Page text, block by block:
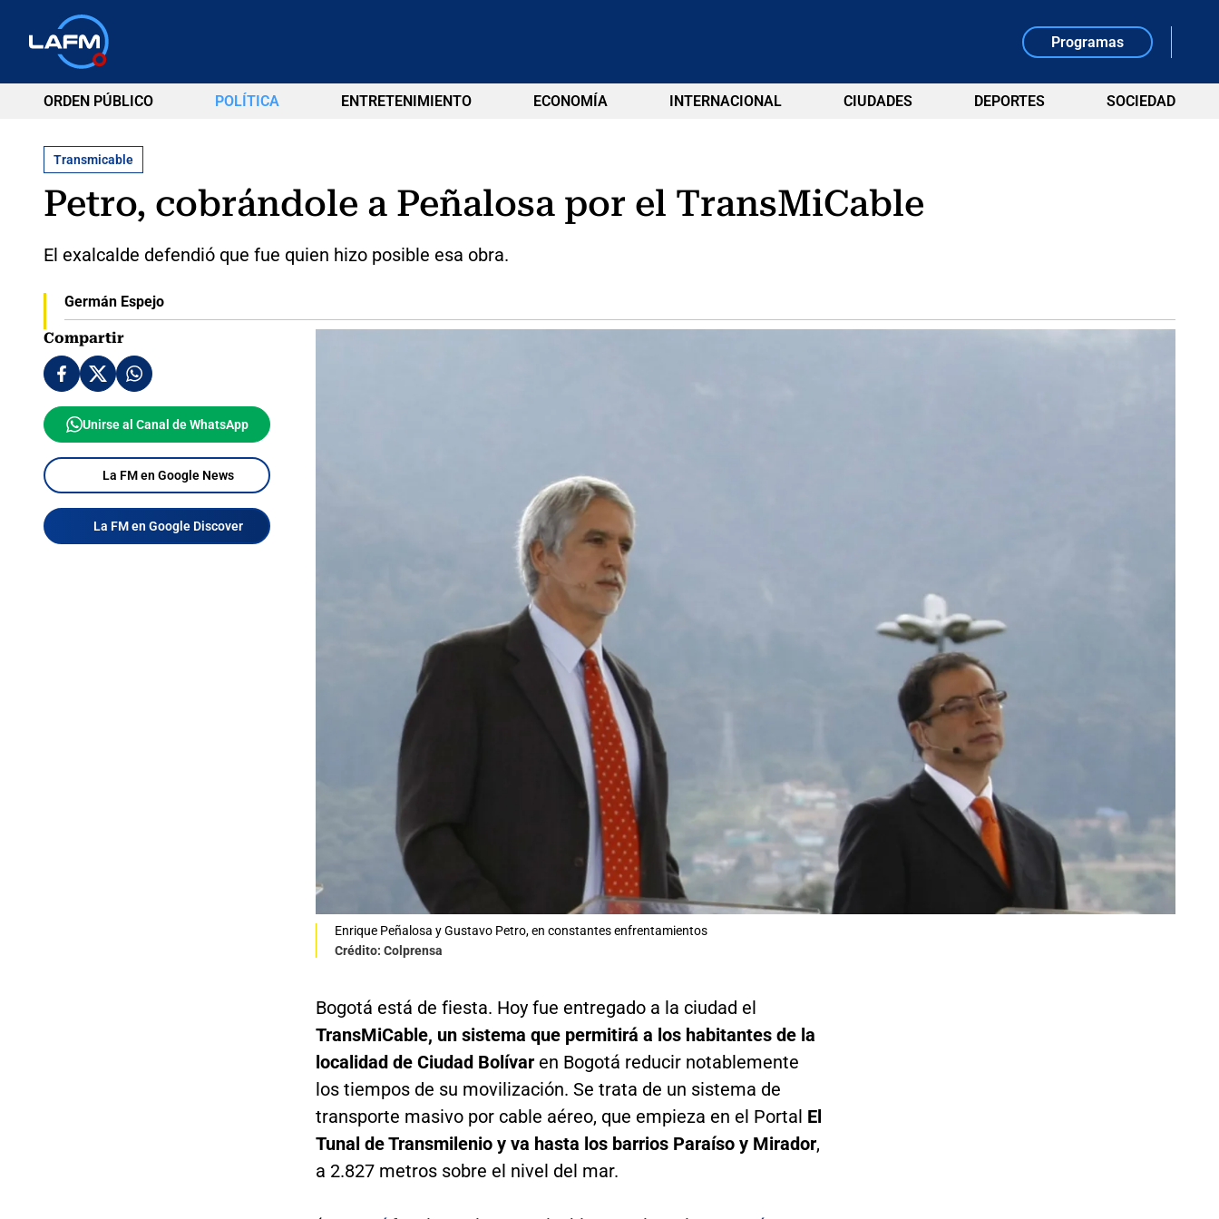
Programas
ORDEN PÚBLICO POLÍTICA ENTRETENIMIENTO ECONOMÍA INTERNACIONAL CIUDADES DEPORTES SOCIEDAD
Transmicable
Petro, cobrándole a Peñalosa por el TransMiCable
El exalcalde defendió que fue quien hizo posible esa obra.
Germán Espejo
Compartir
Unirse al Canal de WhatsApp
La FM en Google News
La FM en Google Discover
Enrique Peñalosa y Gustavo Petro, en constantes enfrentamientos
Crédito: Colprensa
Bogotá está de fiesta. Hoy fue entregado a la ciudad el
TransMiCable, un sistema que permitirá a los habitantes de la
localidad de Ciudad Bolívaren Bogotá reducir notablemente
los tiempos de su movilización. Se trata de un sistema de
transporte masivo por cable aéreo, que empieza en el Portal El
Tunal de Transmilenio y va hasta los barrios Paraíso y Mirador,
a 2.827 metros sobre el nivel del mar.